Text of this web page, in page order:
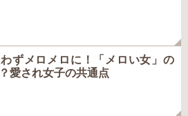
ずメロメロに！「メロい女」の
愛され女子の共通点